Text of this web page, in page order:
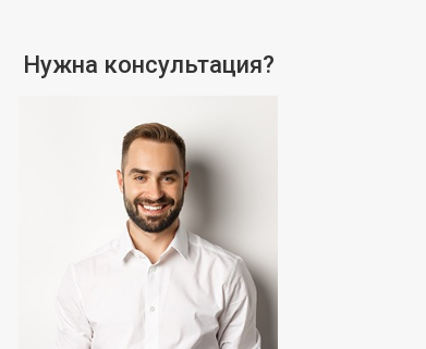
Нужна консультация?